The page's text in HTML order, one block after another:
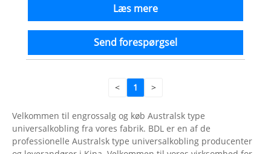
Læs mere
Send forespørgsel
< 1 >
Velkommen til engrossalg og køb Australsk type
universalkobling fra vores fabrik. BDL er en af ​​de
professionelle Australsk type universalkobling producenter